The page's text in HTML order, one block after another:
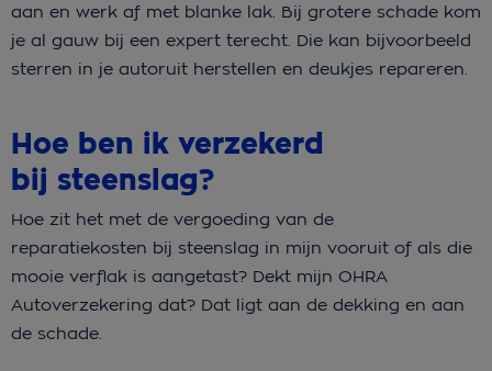
aan en werk af met blanke lak. Bij grotere schade kom
je al gauw bij een expert terecht. Die kan bijvoorbeeld
sterren in je autoruit herstellen en deukjes repareren.
Hoe ben ik verzekerd
bij steenslag?
Hoe zit het met de vergoeding van de
reparatiekosten bij steenslag in mijn vooruit of als die
mooie verflak is aangetast? Dekt mijn OHRA
Autoverzekering dat? Dat ligt aan de dekking en aan
de schade.